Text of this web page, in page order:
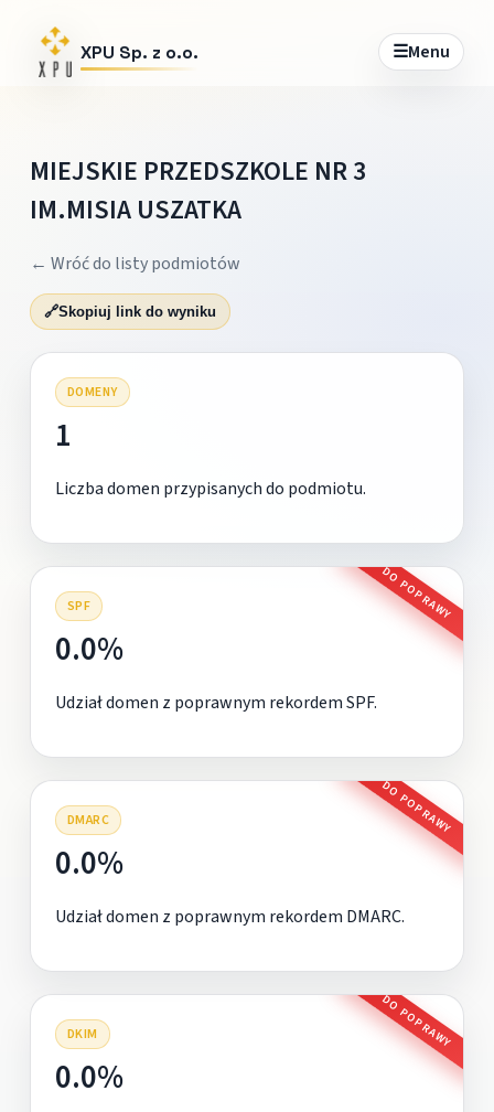
XPU Sp. z o.o. ☰Menu
MIEJSKIE PRZEDSZKOLE NR 3
IM.MISIA USZATKA
← Wróć do listy podmiotów
🔗Skopiuj link do wyniku
DOMENY
1
Liczba domen przypisanych do podmiotu.
SPF DO POPRAWY
0.0%
Udział domen z poprawnym rekordem SPF.
DMARC DO POPRAWY
0.0%
Udział domen z poprawnym rekordem DMARC.
DKIM DO POPRAWY
0.0%